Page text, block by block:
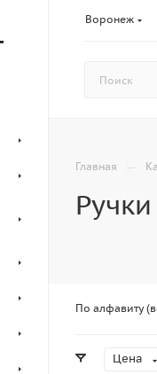
Воронеж
Главная —
По алфавиту
Цена